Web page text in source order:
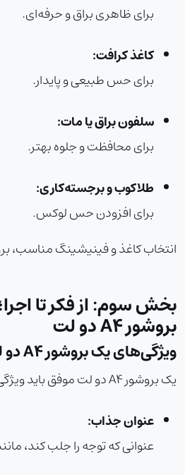
برای ظاهری براق و حرفه‌ای.
کاغذ کرافت:
برای حس طبیعی و پایدار.
سلفون براق یا مات:
برای محافظت و جلوه بهتر.
طلاکوب و برجسته‌کاری:
برای افزودن حس لوکس.
انتخاب کاغذ و فینیشینگ مناسب،
بخش سوم: از فکر تا
بروشور A4 دو لت
ویژگی‌های یک بروشور A4 دو لت موفق
یک بروشور A4 دو لت موفق باید ویژگی‌های زیر را داشته باشد:
عنوان جذاب:
عنوانی که توجه را جلب کند،